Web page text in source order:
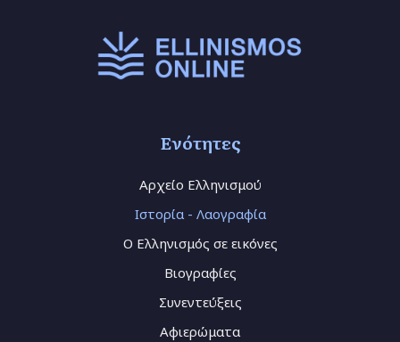
Ενότητες
Αρχείο Ελληνισμού
Ιστορία - Λαογραφία
Ο Ελληνισμός σε εικόνες
Βιογραφίες
Συνεντεύξεις
Αφιερώματα